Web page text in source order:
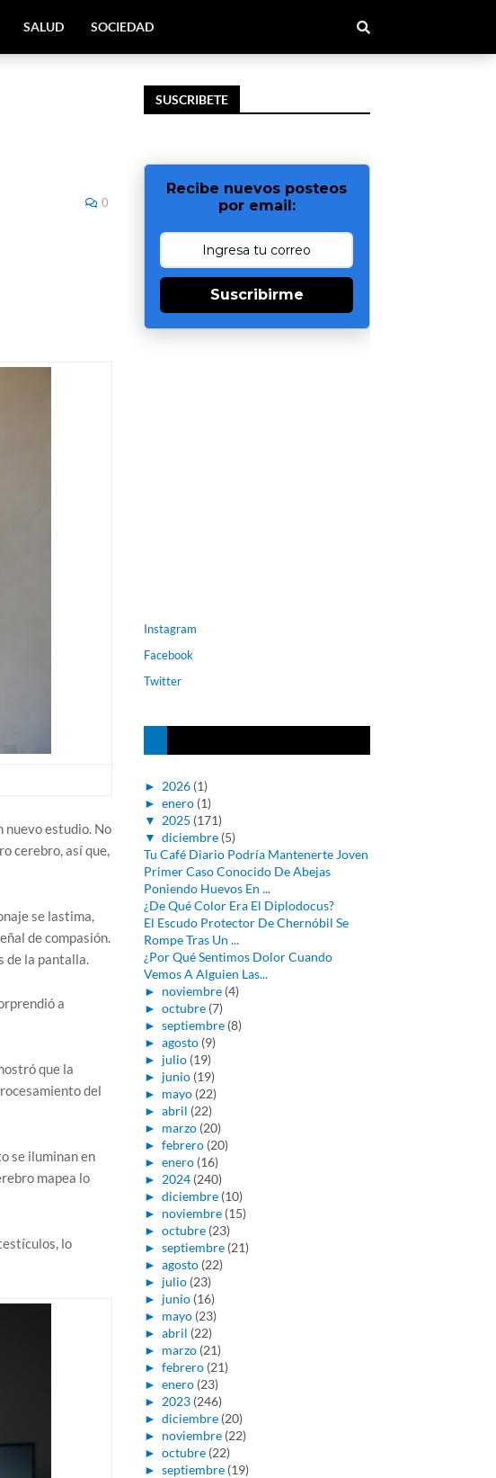
SALUD SOCIEDAD
0
nuevo estudio. No
cerebro, así que,
se lastima,
de compasión.
de la pantalla.
a
que la
del
se iluminan en
mapea lo
lo
SUSCRIBETE
Recibe nuevos posteos
por email:
Suscribirme
Instagram
Facebook
Twitter
► 2026 (1)
► enero (1)
▼ 2025 (171)
▼ diciembre (5)
Tu Café Diario Podría Mantenerte Joven
Primer Caso Conocido De Abejas
Poniendo Huevos En ...
¿De Qué Color Era El Diplodocus?
El Escudo Protector De Chernóbil Se
Rompe Tras Un ...
¿Por Qué Sentimos Dolor Cuando
Vemos A Alguien Las...
► noviembre (4)
► octubre (7)
► septiembre (8)
► agosto (9)
► julio (19)
► junio (19)
► mayo (22)
► abril (22)
► marzo (20)
► febrero (20)
► enero (16)
► 2024 (240)
► diciembre (10)
► noviembre (15)
► octubre (23)
► septiembre (21)
► agosto (22)
► julio (23)
► junio (16)
► mayo (23)
► abril (22)
► marzo (21)
► febrero (21)
► enero (23)
► 2023 (246)
► diciembre (20)
► noviembre (22)
► octubre (22)
► septiembre (19)